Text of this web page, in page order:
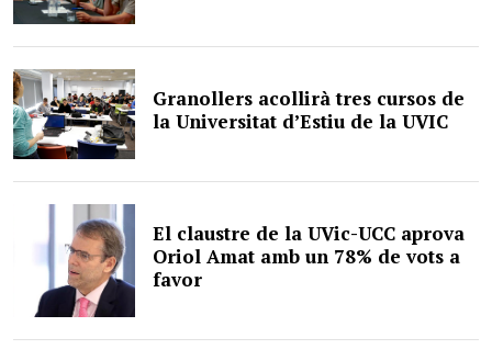
Granollers acollirà tres cursos de
la Universitat d’Estiu de la UVIC
El claustre de la UVic-UCC aprova
Oriol Amat amb un 78% de vots a
favor